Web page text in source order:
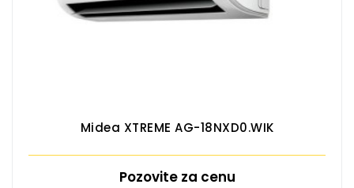
Midea XTREME AG-18NXD0.WIK
Pozovite za cenu